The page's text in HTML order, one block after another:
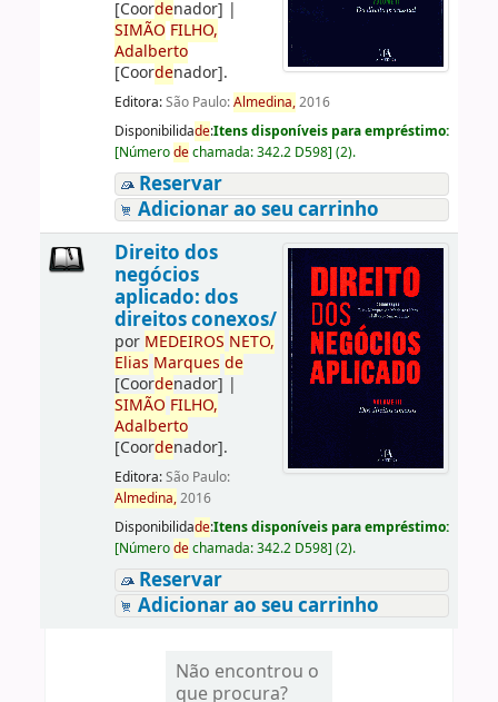
[Coordenador] |
SIMÃO FILHO,
Adalberto
[Coordenador].
Editora:São Paulo:Almedina,2016
Disponibilidade:Itens disponíveis para empréstimo:
[Númerodechamada:342.2 D598] (2).
Reservar
Adicionar ao seu carrinho
Direito dos
negócios
aplicado: dos
direitos conexos/
por MEDEIROS NETO,
Elias Marques de
[Coordenador] |
SIMÃO FILHO,
Adalberto
[Coordenador].
Editora:São Paulo:
Almedina,2016
Disponibilidade:Itens disponíveis para empréstimo:
[Númerodechamada:342.2 D598] (2).
Reservar
Adicionar ao seu carrinho
Não encontrou o
que procura?